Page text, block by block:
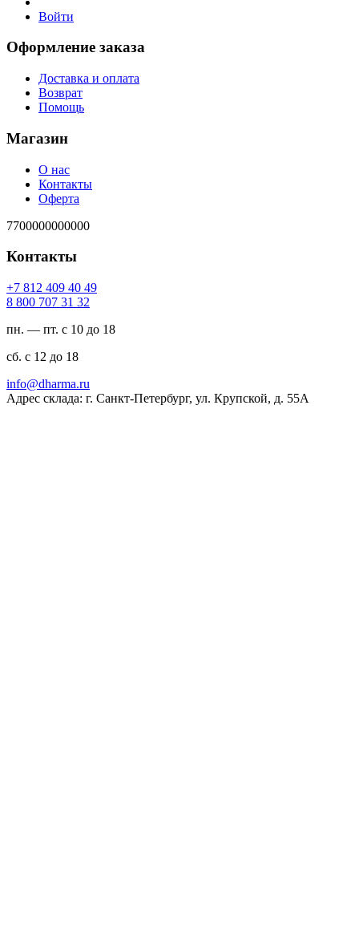
Войти
Оформление заказа
Доставка и оплата
Возврат
Помощь
Магазин
О нас
Контакты
Оферта
7700000000000
Контакты
94 04 904 218 7+
23 13 707 008 8
пн. — пт. с 10 до 18
сб. с 12 до 18
ur.amrahd@ofni
Адрес склада: г. Санкт-Петербург, ул. Крупской, д. 55А